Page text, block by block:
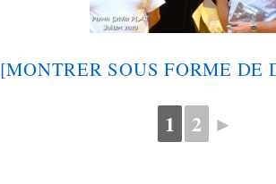
[MONTRER SOUS FORME
1 2 ►